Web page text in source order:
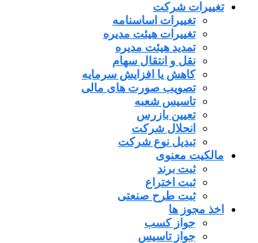
تغییرات شرکت
تغییرات اساسنامه
تغییرات هیئت مدیره
تمدید هیئت مدیره
نقل و انتقال سهام
کاهش یا افزایش سرمایه
تصویب صورت های مالی
تاسیس شعبه
تعیین بازرس
انحلال شرکت
تبدیل نوع شرکت
مالکیت معنوی
ثبت برند
ثبت اختراع
ثبت طرح صنعتی
اخذ مجوز ها
جواز کسب
جواز تاسیس